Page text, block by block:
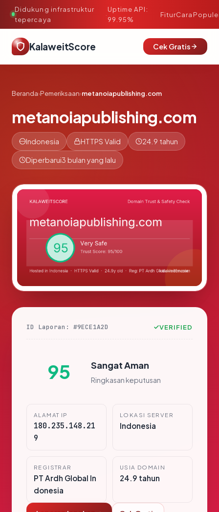
Didukung infrastruktur
tepercaya
·
Uptime API:
99.95%
FiturCara
KalaweitScore Cek Gratis
Beranda›Pemeriksaan›metanoiapublishing.com
metanoiapublishing.com
Indonesia HTTPS Valid 24.9 tahun
Diperbarui3 bulan yang lalu
ID Laporan: #9ECE1A2D VERIFIED
95 Sangat Aman
Ringkasan keputusan
ALAMAT IP
180.235.148.21
9
LOKASI SERVER
Indonesia
REGISTRAR
PT Ardh Global In
donesia
USIA DOMAIN
24.9 tahun